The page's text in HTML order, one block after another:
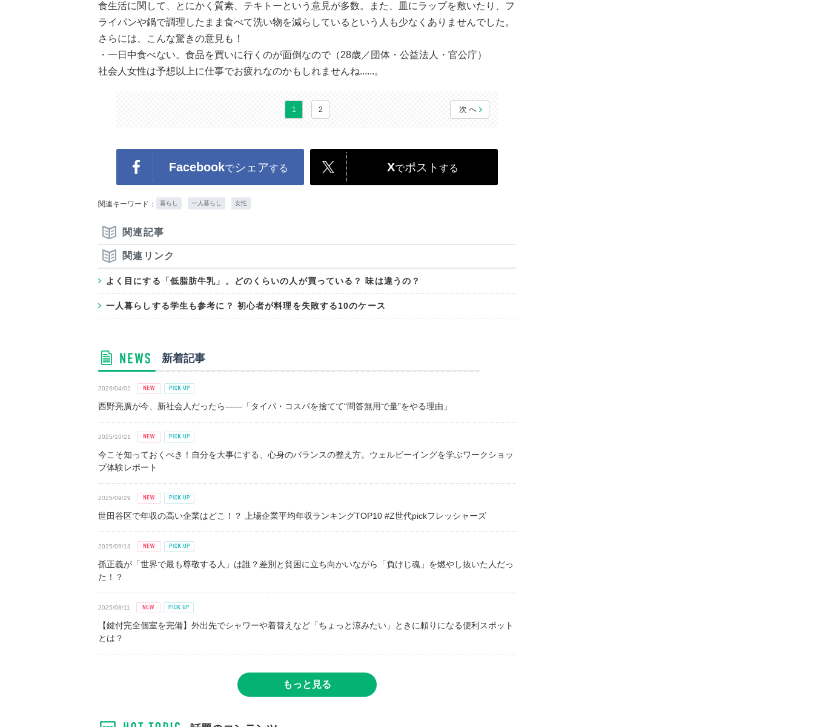
食生活に関して、とにかく質素、テキトーという意見が多数。また、皿にラップを敷いたり、フ
ライパンや鍋で調理したまま食べて洗い物を減らしているという人も少なくありませんでした。
さらには、こんな驚きの意見も！
・一日中食べない。食品を買いに行くのが面倒なので（28歳／団体・公益法人・官公庁）
社会人女性は予想以上に仕事でお疲れなのかもしれませんね......。
1 2 次へ
Facebookでシェアする Xでポスト する
関連キーワード： 暮らし 一人暮らし 女性
関連記事
関連リンク
よく目にする「低脂肪牛乳」。どのくらいの人が買っている？ 味は違うの？
一人暮らしする学生も参考に？ 初心者が料理を失敗する10のケース
新着記事
2026/04/02
西野亮廣が今、新社会人だったら――「タイパ・コスパを捨てて“問答無用で量”をやる理由」
2025/10/21
今こそ知っておくべき！自分を大事にする、心身のバランスの整え方。ウェルビーイングを学ぶワークショッ
プ体験レポート
2025/09/29
世田谷区で年収の高い企業はどこ！？ 上場企業平均年収ランキングTOP10 #Z世代pickフレッシャーズ
2025/09/13
孫正義が「世界で最も尊敬する人」は誰？差別と貧困に立ち向かいながら「負けじ魂」を燃やし抜いた人だっ
た！？
2025/08/11
【鍵付完全個室を完備】外出先でシャワーや着替えなど「ちょっと涼みたい」ときに頼りになる便利スポット
とは？
もっと見る